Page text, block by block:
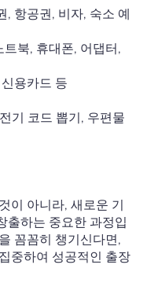
, 항공권, 비자, 숙소 예
트북, 휴대폰, 어댑터,
용카드 등
기 코드 뽑기, 우편물
이 아니라, 새로운 기
출하는 중요한 과정입
꼼꼼히 챙기신다면,
중하여 성공적인 출장